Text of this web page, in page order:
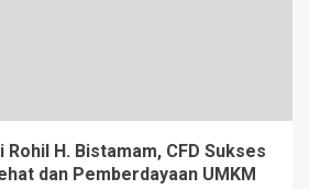
H. Bistamam, CFD Sukses
dan Pemberdayaan UMKM